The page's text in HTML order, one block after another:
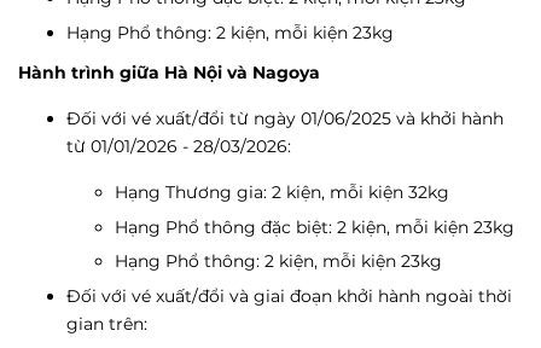
Hạng Phổ thông: 2 kiện, mỗi kiện 23kg
Hành trình giữa Hà Nội và Nagoya
Đối với vé xuất/đổi từ ngày 01/06/2025 và khởi hành
từ 01/01/2026 - 28/03/2026:
Hạng Thương gia: 2 kiện, mỗi kiện 32kg
Hạng Phổ thông đặc biệt: 2 kiện, mỗi kiện 23kg
Hạng Phổ thông: 2 kiện, mỗi kiện 23kg
Đối với vé xuất/đổi và giai đoạn khởi hành ngoài thời
gian trên: